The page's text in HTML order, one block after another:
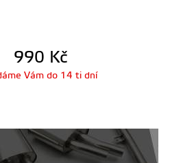
990 Kč
Vám do 14 ti dní